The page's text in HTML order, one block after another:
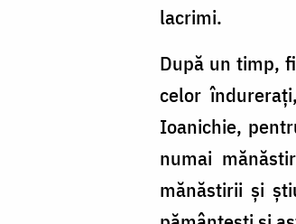
lacrimi.
După un timp,
celor
Ioanichie,
numai
mănăstirii și